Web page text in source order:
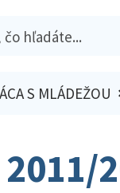
S MLÁDEŽOU